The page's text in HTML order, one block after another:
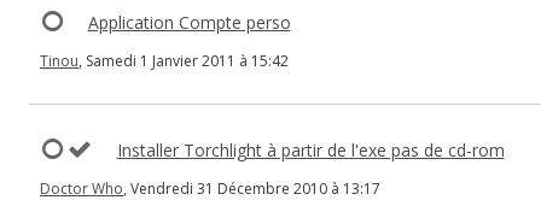
Application Compte perso
Tinou, Samedi 1 Janvier 2011 à 15:42
Installer Torchlight à partir de l'exe pas de cd-rom
Doctor Who, Vendredi 31 Décembre 2010 à 13:17